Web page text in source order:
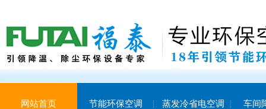
网站首页 节能环保空调 蒸发冷省电空调 车间